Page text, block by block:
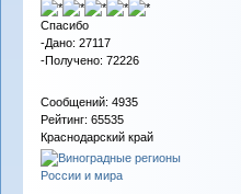
Спасибо
-Дано: 27117
-Получено: 72226
Сообщений: 4935
Рейтинг: 65535
Краснодарский край